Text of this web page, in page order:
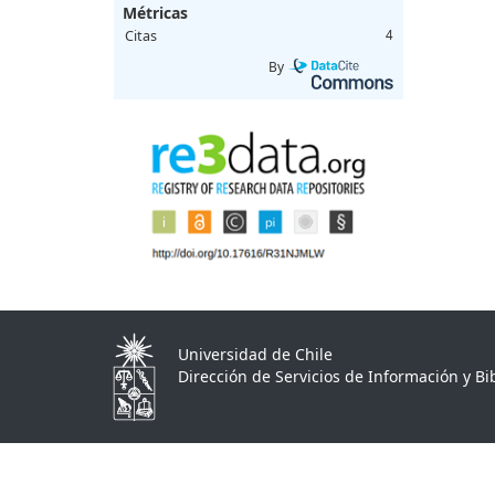
Métricas
Citas 4
By
Universidad de Chile
Dirección de Servicios de Información y